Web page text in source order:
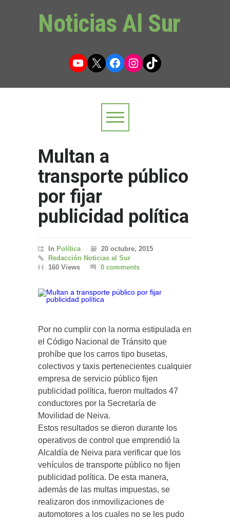
Noticias Al Sur
YouTube
X Facebook
Instagram
TikTok
Multan a
transporte público
por fijar
publicidad política
In Política
20 octubre, 2015
Redacción Noticias al Sur
160 Views
0 comments
Por no cumplir con la norma estipulada en
el Código Nacional de Tránsito que
prohíbe que los carros tipo busetas,
colectivos y taxis pertenecientes cualquier
empresa de servicio público fijen
publicidad política, fueron multados 47
conductores por la Secretaría de
Movilidad de Neiva.
Estos resultados se dieron durante los
operativos de control que emprendió la
Alcaldía de Neiva para verificar que los
vehículos de transporte público no fijen
publicidad política. De esta manera,
además de las multas impuestas, se
realizaron dos inmovilizaciones de
automotores a los cuales no se les pudo